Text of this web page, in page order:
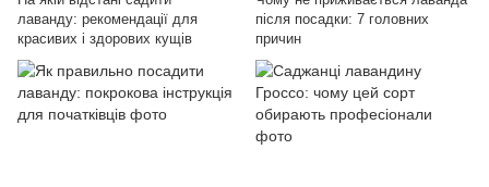
лаванду: рекомендації для
красивих і здорових кущів
після посадки: 7 головних
причин